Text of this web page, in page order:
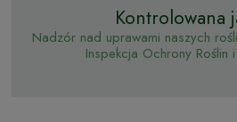
Kontrolowana
Nadzór nad uprawami naszych
Inspekcja Ochrony Roślin